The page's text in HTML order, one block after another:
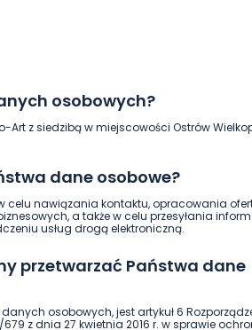
osobowych?
Art z siedzibą w miejscowości Ostrów
dane osobowe?
celu nawiązania kontaktu, opracowania
a także w celu przesyłania
usług drogą elektroniczną.
przetwarzać Państwa dane
osobowych, jest artykuł 6
z dnia 27 kwietnia 2016 r. w sprawie
I FINANSE HISTORIA
INFO WSZYSTKICH ŚWIĘTYCH